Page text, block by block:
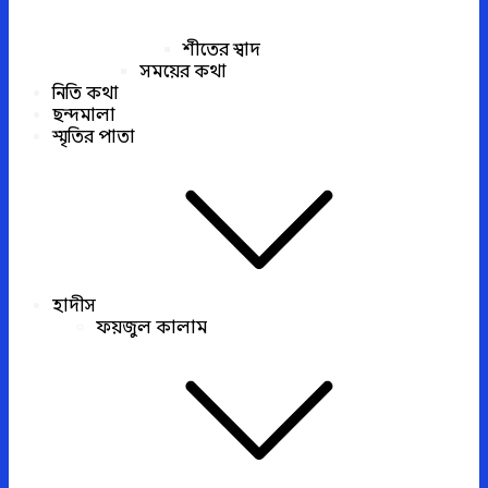
শীতের স্বাদ
সময়ের কথা
নিতি কথা
ছন্দমালা
স্মৃতির পাতা
হাদীস
ফয়জুল কালাম